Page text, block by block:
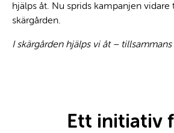
hjälps åt. Nu sprids kampanjen vidare
skärgården.
I skärgården hjälps vi åt – tillsammans
Ett initiativ